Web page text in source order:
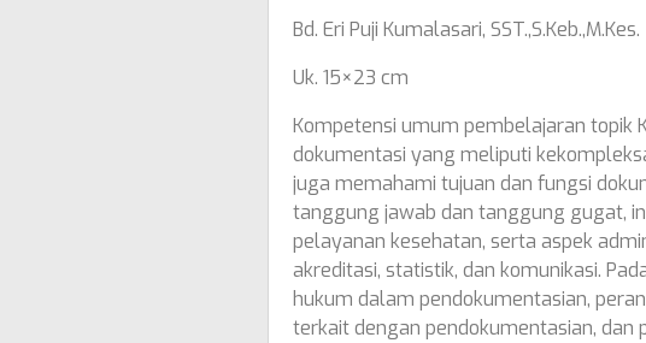
Bd. Eri Puji Kumalasari, SST.,S.Keb.,M.Kes.
Uk. 15×23 cm
Kompetensi umum pembelajaran topik
dokumentasi yang meliputi
juga memahami tujuan dan fungsi
tanggung jawab dan tanggung gugat,
pelayanan kesehatan, serta aspek
akreditasi, statistik, dan komunikasi.
hukum dalam pendokumentasian,
terkait dengan pendokumentasian, dan